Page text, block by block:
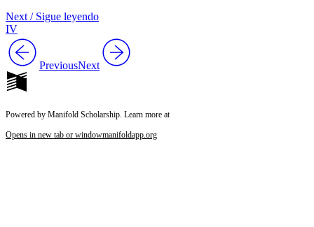
Next / Sigue leyendo
IV
PreviousNext
Powered by Manifold Scholarship. Learn more at
Opens in new tab or windowmanifoldapp.org